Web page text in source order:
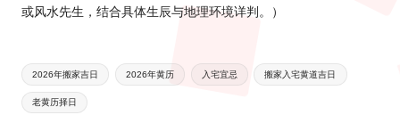
或风水先生，结合具体生辰与地理环境详判。）
Tags:
2026年搬家吉日 2026年黄历 入宅宜忌 搬家入宅黄道吉日
老黄历择日